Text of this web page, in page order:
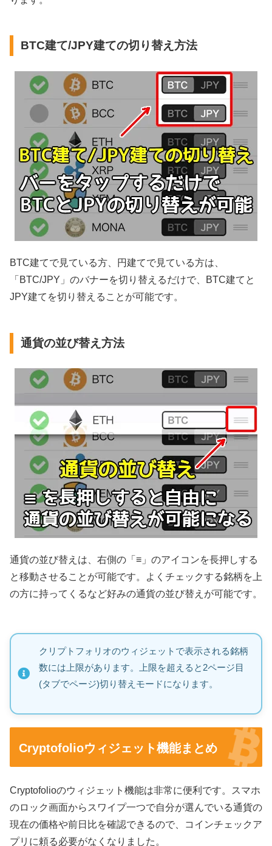
BTC建て/JPY建ての切り替え方法
BTC建てで見ている方、円建てで見ている方は、
「BTC/JPY」のバナーを切り替えるだけで、BTC建てと
JPY建てを切り替えることが可能です。
通貨の並び替え方法
通貨の並び替えは、右側の「≡」のアイコンを長押しする
と移動させることが可能です。よくチェックする銘柄を上
の方に持ってくるなど好みの通貨の並び替えが可能です。
クリプトフォリオのウィジェットで表示される銘柄
数には上限があります。上限を超えると2ページ目
(タブでページ)切り替えモードになります。
Cryptofolioウィジェット機能まとめ
Cryptofolioのウィジェット機能は非常に便利です。スマホ
のロック画面からスワイプ一つで自分が選んでいる通貨の
現在の価格や前日比を確認できるので、コインチェックア
プリに頼る必要がなくなりました。